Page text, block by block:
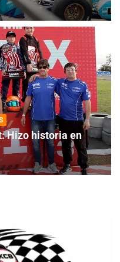
Hizo historia en